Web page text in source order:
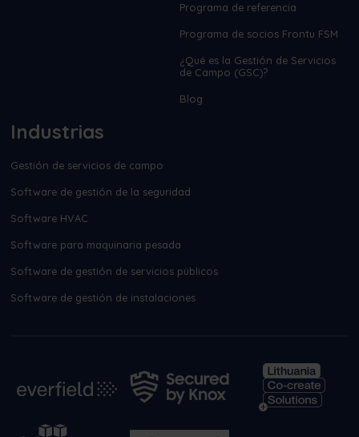
Programa de referencia
Programa de socios Frontu FSM
¿Qué es la Gestión de Servicios
de Campo (GSC)?
Blog
Industrias
Gestión de servicios de campo
Software de gestión de la seguridad
Software HVAC
Software para maquinaria pesada
Software de gestión de servicios públicos
Software de gestión de instalaciones